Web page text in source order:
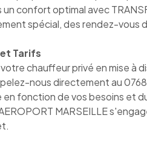
confort optimal avec
spécial, des rendez-
Tarifs
chauffeur privé en mise
nous directement au
en fonction de vos besoins et
MARSEILLE